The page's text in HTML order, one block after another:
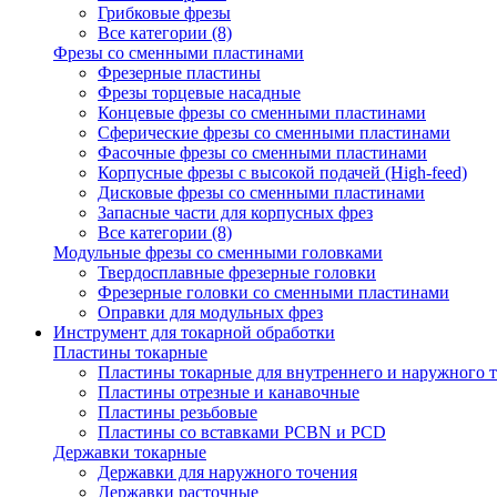
Грибковые фрезы
Все категории (8)
Фрезы со сменными пластинами
Фрезерные пластины
Фрезы торцевые насадные
Концевые фрезы со сменными пластинами
Сферические фрезы со сменными пластинами
Фасочные фрезы со сменными пластинами
Корпусные фрезы с высокой подачей (High-feed)
Дисковые фрезы со сменными пластинами
Запасные части для корпусных фрез
Все категории (8)
Модульные фрезы со сменными головками
Твердосплавные фрезерные головки
Фрезерные головки со сменными пластинами
Оправки для модульных фрез
Инструмент для токарной обработки
Пластины токарные
Пластины токарные для внутреннего и наружного
Пластины отрезные и канавочные
Пластины резьбовые
Пластины со вставками PCBN и PCD
Державки токарные
Державки для наружного точения
Державки расточные